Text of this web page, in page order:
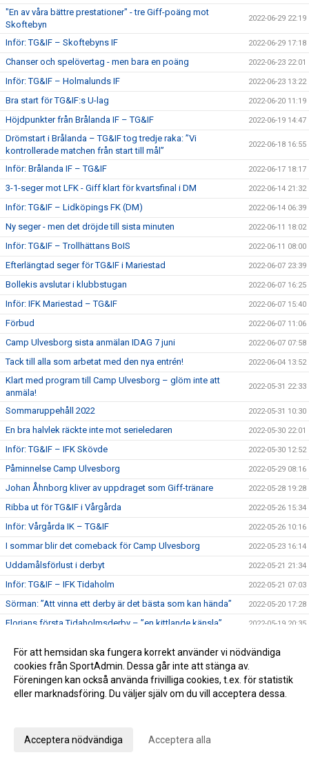
"En av våra bättre prestationer" - tre Giff-poäng mot
Skoftebyn
2022-06-29 22:19
Inför: TG&IF – Skoftebyns IF 2022-06-29 17:18
Chanser och spelövertag - men bara en poäng 2022-06-23 22:01
Inför: TG&IF – Holmalunds IF 2022-06-23 13:22
Bra start för TG&IF:s U-lag 2022-06-20 11:19
Höjdpunkter från Brålanda IF – TG&IF 2022-06-19 14:47
Drömstart i Brålanda – TG&IF tog tredje raka: ”Vi
kontrollerade matchen från start till mål”
2022-06-18 16:55
Inför: Brålanda IF – TG&IF 2022-06-17 18:17
3-1-seger mot LFK - Giff klart för kvartsfinal i DM 2022-06-14 21:32
Inför: TG&IF – Lidköpings FK (DM) 2022-06-14 06:39
Ny seger - men det dröjde till sista minuten 2022-06-11 18:02
Inför: TG&IF – Trollhättans BoIS 2022-06-11 08:00
Efterlängtad seger för TG&IF i Mariestad 2022-06-07 23:39
Bollekis avslutar i klubbstugan 2022-06-07 16:25
Inför: IFK Mariestad – TG&IF 2022-06-07 15:40
Förbud 2022-06-07 11:06
Camp Ulvesborg sista anmälan IDAG 7 juni 2022-06-07 07:58
Tack till alla som arbetat med den nya entrén! 2022-06-04 13:52
Klart med program till Camp Ulvesborg – glöm inte att
anmäla!
2022-05-31 22:33
Sommaruppehåll 2022 2022-05-31 10:30
En bra halvlek räckte inte mot serieledaren 2022-05-30 22:01
Inför: TG&IF – IFK Skövde 2022-05-30 12:52
Påminnelse Camp Ulvesborg 2022-05-29 08:16
Johan Åhnborg kliver av uppdraget som Giff-tränare 2022-05-28 19:28
Ribba ut för TG&IF i Vårgårda 2022-05-26 15:34
Inför: Vårgårda IK – TG&IF 2022-05-26 10:16
I sommar blir det comeback för Camp Ulvesborg 2022-05-23 16:14
Uddamålsförlust i derbyt 2022-05-21 21:34
Inför: TG&IF – IFK Tidaholm 2022-05-21 07:03
Sörman: ”Att vinna ett derby är det bästa som kan hända” 2022-05-20 17:28
Florians första Tidaholmsderby – ”en kittlande känsla” 2022-05-19 20:35
Inför: Skultorps IF – TG&IF (DM)
Andra raka för TG&IF – bortavann i Allingsås 2022-05-14 17:50
Lördagens match skjuts upp!
Dubbla Giff-segrar i inledningen av U-lagsserien
För att hemsidan ska fungera korrekt använder vi nödvändiga
cookies från SportAdmin. Dessa går inte att stänga av.
Föreningen kan också använda frivilliga cookies, t.ex. för statistik
eller marknadsföring. Du väljer själv om du vill acceptera dessa.
Acceptera nödvändiga Acceptera alla